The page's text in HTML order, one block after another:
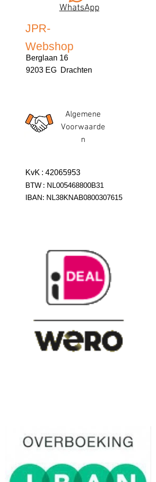
WhatsApp
JPR-
Webshop
Berglaan 16
9203 EG Drachten
Algemene
Voorwaarde
n
KvK : 42065953
BTW : NL005468800B31
IBAN: NL38KNAB0800307615